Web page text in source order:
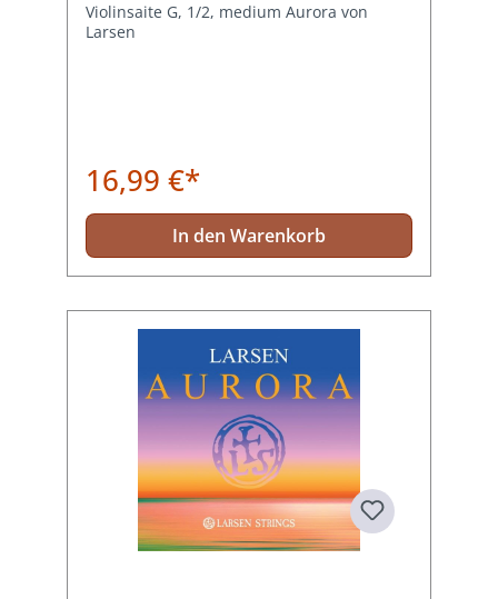
Violinsaite G, 1/2, medium Aurora von
Larsen
16,99 €*
In den Warenkorb